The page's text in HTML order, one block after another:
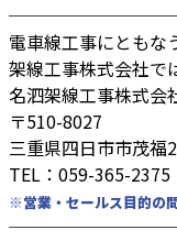
電車線工事にともな
架線工事株式会社で
名泗架線工事株式会
〒510-8027
三重県四日市市茂福
TEL：059-365-
※営業・セールス目的の